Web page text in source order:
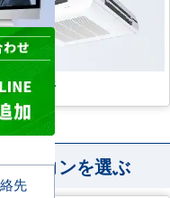
自在形
アコンを選ぶ
先